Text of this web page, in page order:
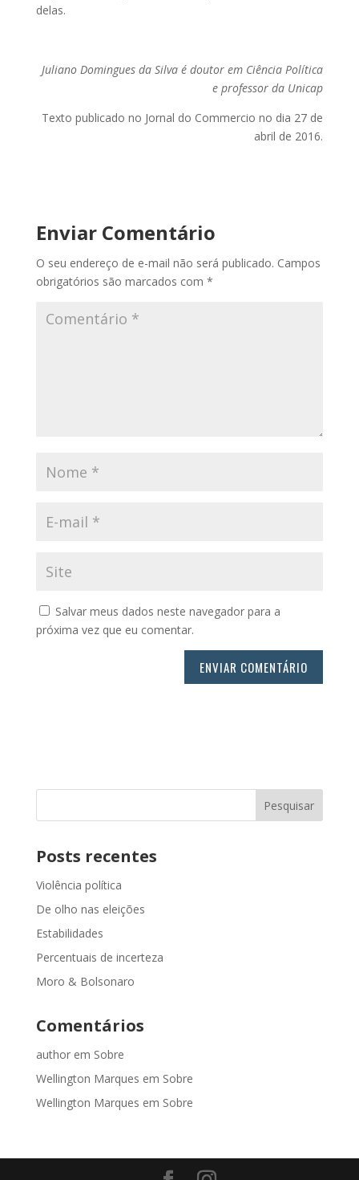
delas.
Juliano Domingues da Silva é doutor em Ciência Política
e professor da Unicap
Texto publicado no Jornal do Commercio no dia 27 de
abril de 2016.
Enviar Comentário
O seu endereço de e-mail não será publicado. Campos
obrigatórios são marcados com *
Salvar meus dados neste navegador para a
próxima vez que eu comentar.
Posts recentes
Violência política
De olho nas eleições
Estabilidades
Percentuais de incerteza
Moro & Bolsonaro
Comentários
authorem Sobre
Wellington Marques em Sobre
Wellington Marques em Sobre